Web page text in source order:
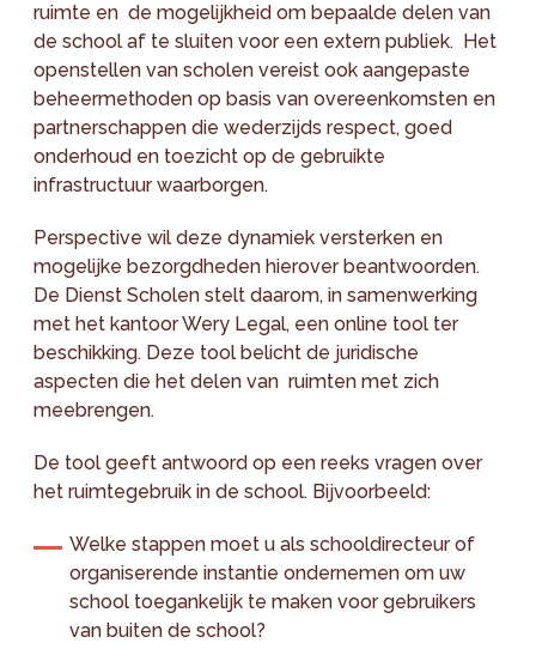
ruimte en de mogelijkheid om bepaalde delen van
de school af te sluiten voor een extern publiek. Het
openstellen van scholen vereist ook aangepaste
beheermethoden op basis van overeenkomsten en
partnerschappen die wederzijds respect, goed
onderhoud en toezicht op de gebruikte
infrastructuur waarborgen.
Perspective wil deze dynamiek versterken en
mogelijke bezorgdheden hierover beantwoorden.
De Dienst Scholen stelt daarom, in samenwerking
met het kantoor Wery Legal, een online tool ter
beschikking. Deze tool belicht de juridische
aspecten die het delen van ruimten met zich
meebrengen.
De tool geeft antwoord op een reeks vragen over
het ruimtegebruik in de school. Bijvoorbeeld:
Welke stappen moet u als schooldirecteur of
organiserende instantie ondernemen om uw
school toegankelijk te maken voor gebruikers
van buiten de school?